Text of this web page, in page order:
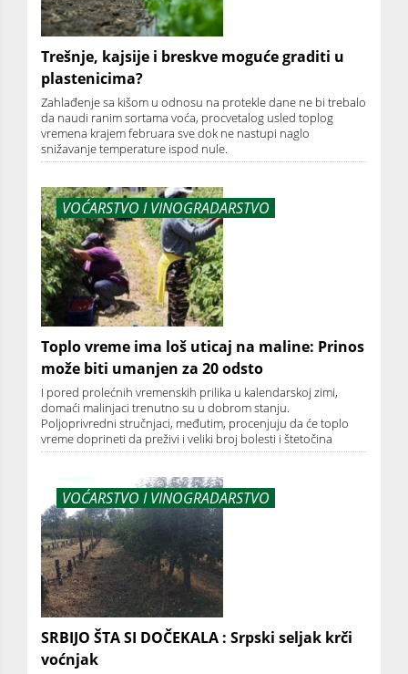
Trešnje, kajsije i breskve moguće graditi u
plastenicima?
Zahlađenje sa kišom u odnosu na protekle dane ne bi trebalo
da naudi ranim sortama voća, procvetalog usled toplog
vremena krajem februara sve dok ne nastupi naglo
snižavanje temperature ispod nule.
VOĆARSTVO I VINOGRADARSTVO
Toplo vreme ima loš uticaj na maline: Prinos
može biti umanjen za 20 odsto
I pored prolećnih vremenskih prilika u kalendarskoj zimi,
domaći malinjaci trenutno su u dobrom stanju.
Poljoprivredni stručnjaci, međutim, procenjuju da će toplo
vreme doprineti da preživi i veliki broj bolesti i štetočina
VOĆARSTVO I VINOGRADARSTVO
SRBIJO ŠTA SI DOČEKALA : Srpski seljak krči
voćnjak